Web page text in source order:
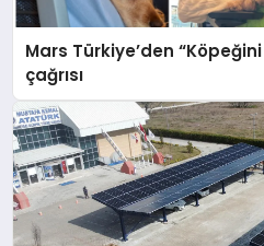
Mars Türkiye’den
çağrısı